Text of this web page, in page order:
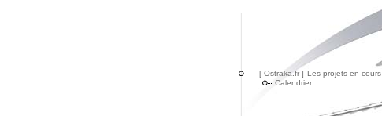
[ Ostraka.fr ] Les projets en cours
Calendrier